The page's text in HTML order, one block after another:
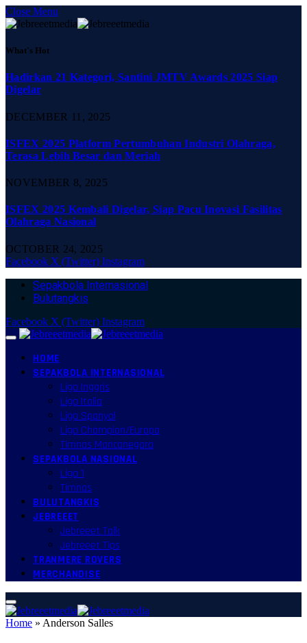
Close Menu
What's Hot
Hadirkan 21 Kategori, Santini JMTV Awards 2025 Siap
Digelar
DECEMBER 11, 2025
ISFEX 2025 Platform Pertumbuhan Industri Olahraga,
Terasa Lebih Besar dan Meriah
NOVEMBER 8, 2025
ISFEX 2025 Kembali Digelar, Siap Pacu Inovasi Fasilitas
Olahraga Nasional
OCTOBER 24, 2025
Facebook X (Twitter) Instagram
Sepakbola Internasional
Bulutangkis
Facebook X (Twitter) Instagram
HOME
SEPAKBOLA INTERNASIONAL
Liga Inggris
Liga Italia
Liga Spanyol
Liga Champion/Europa
Timnas Mancanegara
SEPAKBOLA NASIONAL
Liga 1
Timnas
BULUTANGKIS
JEBREEET
Jebreeet Talk
Jebreeet Tips
TRANMERE ROVERS
MERCHANDISE
Home » Anderson Salles